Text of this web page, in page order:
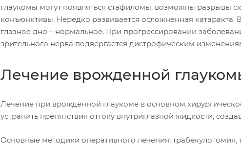
глаукомы могут появляться стафиломы, возможны разрывы
конъюнктивы. Нередко развивается осложненная
глазное дно – нормальное. При прогрессировании
зрительного нерва подвергается дистрофическим
Лечение врожденной
Лечение при врожденной глаукоме в основном
устранить препятствия оттоку внутриглазной жидкости,
Основные методики оперативного лечения: